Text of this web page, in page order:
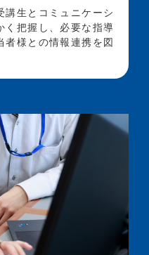
講生とコミュニケーシ
く把握し、必要な指導
者様との情報連携を図